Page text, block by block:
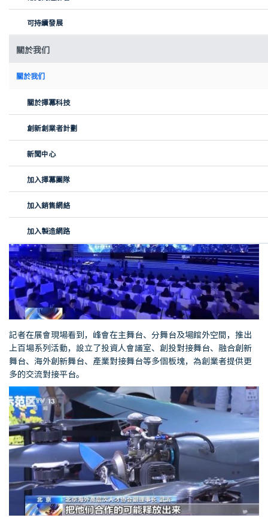
可持續發展
關於我们
關於我们
關於擇冪科技
創新創業者計劃
新聞中心
加入擇冪團隊
加入銷售網絡
加入製造網路
向慧芝續道：我們可以整合大概十五種加工工藝。我們會有一個工
程師團隊為創業企業和設計師提供可製造的加工建議，就能馬上排
期生產，能夠加快創業的效率，提升創新的效率。
記者在展會現場看到，峰會在主舞台、分舞台及場館外空間，推出
上百場系列活動，設立了投資人會議室、創投對接舞台、融合創新
舞台、海外創新舞台、產業對接舞台等多個板塊，為創業者提供更
多的交流對接平台。